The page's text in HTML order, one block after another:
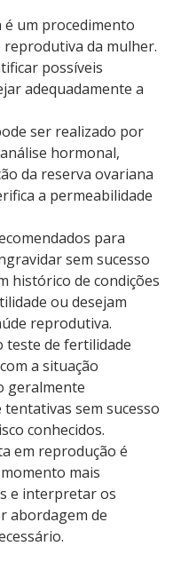
um procedimento
reprodutiva da mulher.
possíveis
adequadamente a
ser realizado por
hormonal,
da reserva ovariana
a permeabilidade
para
sem sucesso
histórico de condições
ou desejam
reprodutiva.
teste de fertilidade
a situação
geralmente
sem sucesso
conhecidos.
em reprodução é
mais
e interpretar os
abordagem de